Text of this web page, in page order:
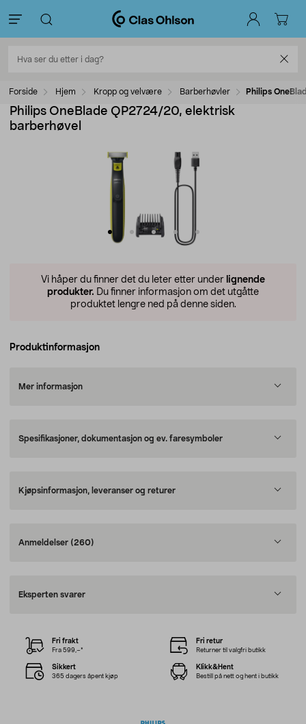
Forside Hjem Kropp og velvære Barberhøvler Philips
Philips OneBlade QP2724/20, elektrisk
barberhøvel
Vi håper du finner det du leter etter under lignende
produkter. Du finner informasjon om det utgåtte
produktet lengre ned på denne siden.
Produktinformasjon
Mer informasjon
Spesifikasjoner, dokumentasjon og ev. faresymboler
Kjøpsinformasjon, leveranser og returer
Anmeldelser (260)
Eksperten svarer
Fri frakt
Fra 599,–*
Fri retur
Returner til valgfri butikk
Sikkert
365 dagers åpent kjøp
Klikk&Hent
Bestill på nett og hent i butikk